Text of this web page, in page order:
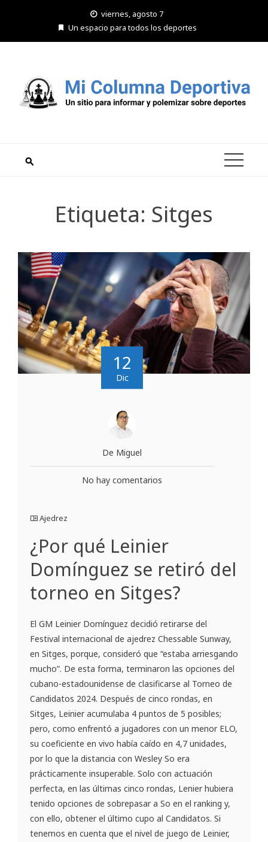
viernes, agosto 7
Un espacio para todos los deportes
Etiqueta: Sitges
12
Dic
De Miguel
No hay comentarios
Ajedrez
¿Por qué Leinier
Domínguez se retiró del
torneo en Sitges?
El GM Leinier Domínguez decidió retirarse del
Festival internacional de ajedrez Chessable Sunway,
en Sitges, porque, consideró que “estaba arriesgando
mucho”. De esta forma, terminaron las opciones del
cubano-estadounidense de clasificarse al Torneo de
Candidatos 2024. Después de cinco rondas, en
Sitges, Leinier acumulaba 4 puntos de 5 posibles;
pero, como enfrentó a jugadores con un menor ELO,
su coeficiente en vivo había caído en 4,7 unidades,
por lo que la distancia con Wesley So era
prácticamente insuperable. Solo con actuación
perfecta, en las últimas cinco rondas, Lenier hubiera
tenido opciones de sobrepasar a So en el ranking y,
con ello, obtener el último cupo al Candidatos. Si
tenemos en cuenta que el nivel de juego de Leinier,